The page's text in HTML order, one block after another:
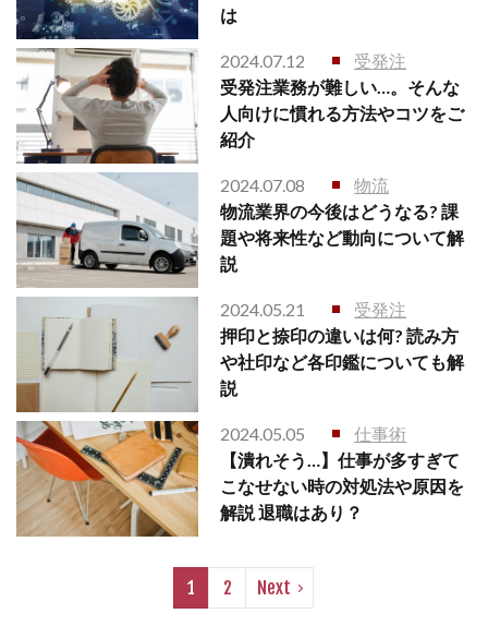
は
2024.07.12
受発注
受発注業務が難しい…。そんな
人向けに慣れる方法やコツをご
紹介
2024.07.08
物流
物流業界の今後はどうなる? 課
題や将来性など動向について解
説
2024.05.21
受発注
押印と捺印の違いは何? 読み方
や社印など各印鑑についても解
説
2024.05.05
仕事術
【潰れそう…】仕事が多すぎて
こなせない時の対処法や原因を
解説 退職はあり？
1 2 Next